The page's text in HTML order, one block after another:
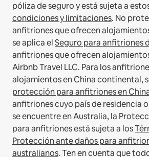
póliza de seguro y está sujeta a
condiciones y limitaciones. No
anfitriones que ofrecen
se aplica elSeguro para anfitriones
anfitriones que ofrecen
Airbnb Travel LLC. Para los
alojamientos en China continental,
protección para anfitriones en
anfitriones cuyo país de residencia
se encuentre en Australia, la
para anfitriones está sujeta a los
Protección ante daños para
australianos. Ten en cuenta que